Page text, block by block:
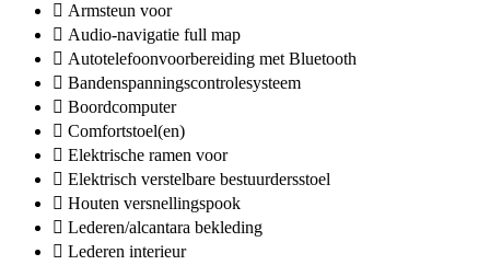
Armsteun voor
Audio-navigatie full map
Autotelefoonvoorbereiding met Bluetooth
Bandenspanningscontrolesysteem
Boordcomputer
Comfortstoel(en)
Elektrische ramen voor
Elektrisch verstelbare bestuurdersstoel
Houten versnellingspook
Lederen/alcantara bekleding
Lederen interieur